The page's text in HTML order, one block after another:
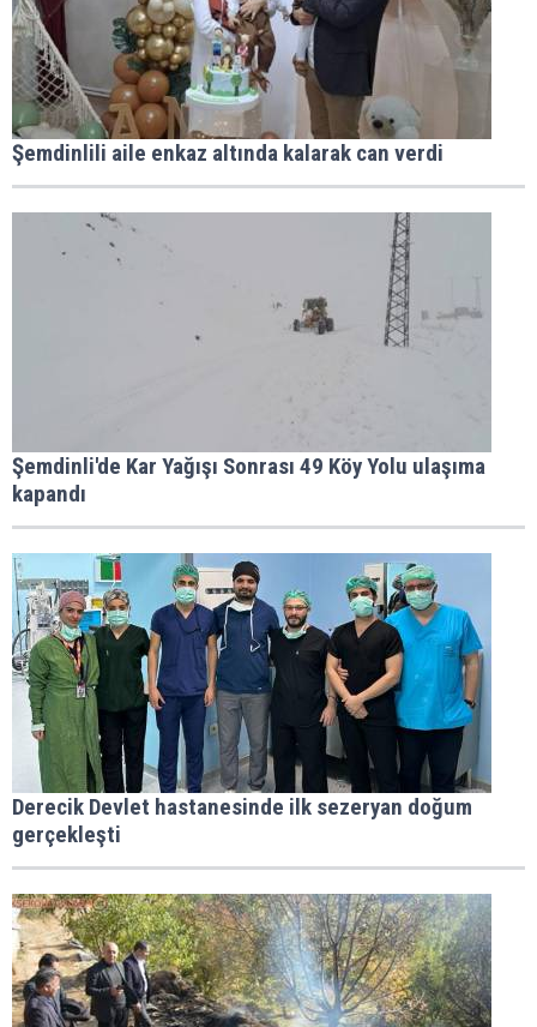
Şemdinlili aile enkaz altında kalarak can verdi
Şemdinli'de Kar Yağışı Sonrası 49 Köy Yolu ulaşıma
kapandı
Derecik Devlet hastanesinde ilk sezeryan doğum
gerçekleşti